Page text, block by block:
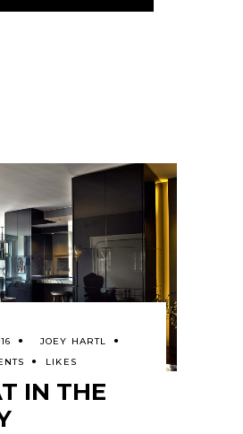
JOEY HARTL
LIKES
IN THE